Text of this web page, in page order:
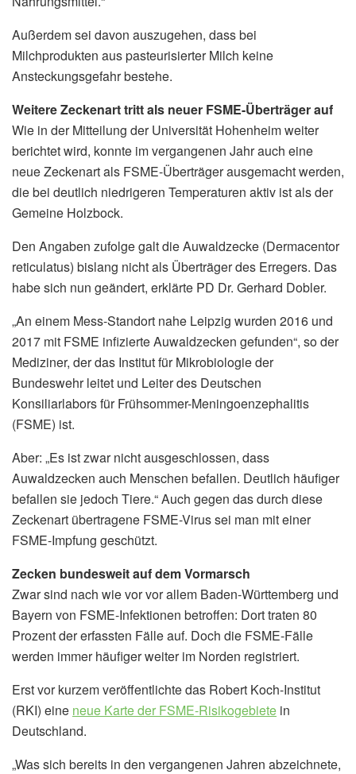
Außerdem sei davon auszugehen, dass bei
Milchprodukten aus pasteurisierter Milch keine
Ansteckungsgefahr bestehe.
Weitere Zeckenart tritt als neuer FSME-Überträger auf
Wie in der Mitteilung der Universität Hohenheim weiter
berichtet wird, konnte im vergangenen Jahr auch eine
neue Zeckenart als FSME-Überträger ausgemacht werden,
die bei deutlich niedrigeren Temperaturen aktiv ist als der
Gemeine Holzbock.
Den Angaben zufolge galt die Auwaldzecke (Dermacentor
reticulatus) bislang nicht als Überträger des Erregers. Das
habe sich nun geändert, erklärte PD Dr. Gerhard Dobler.
„An einem Mess-Standort nahe Leipzig wurden 2016 und
2017 mit FSME infizierte Auwaldzecken gefunden“, so der
Mediziner, der das Institut für Mikrobiologie der
Bundeswehr leitet und Leiter des Deutschen
Konsiliarlabors für Frühsommer-Meningoenzephalitis
(FSME) ist.
Aber: „Es ist zwar nicht ausgeschlossen, dass
Auwaldzecken auch Menschen befallen. Deutlich häufiger
befallen sie jedoch Tiere.“ Auch gegen das durch diese
Zeckenart übertragene FSME-Virus sei man mit einer
FSME-Impfung geschützt.
Zecken bundesweit auf dem Vormarsch
Zwar sind nach wie vor vor allem Baden-Württemberg und
Bayern von FSME-Infektionen betroffen: Dort traten 80
Prozent der erfassten Fälle auf. Doch die FSME-Fälle
werden immer häufiger weiter im Norden registriert.
Erst vor kurzem veröffentlichte das Robert Koch-Institut
(RKI) eine neue Karte der FSME-Risikogebiete in
Deutschland.
„Was sich bereits in den vergangenen Jahren abzeichnete,